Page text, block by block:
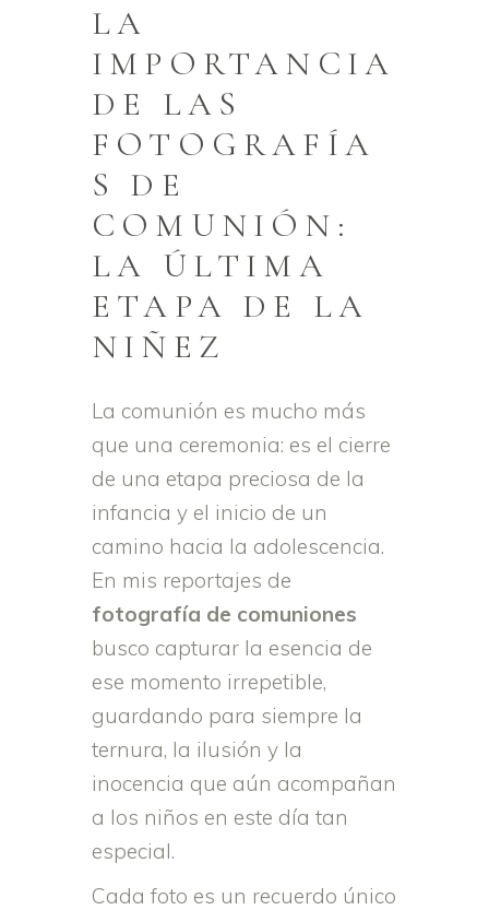
LA
IMPORTANCIA
DE LAS
FOTOGRAFÍA
S DE
COMUNIÓN:
LA ÚLTIMA
ETAPA DE LA
NIÑEZ
La comunión es mucho más
que una ceremonia: es el cierre
de una etapa preciosa de la
infancia y el inicio de un
camino hacia la adolescencia.
En mis reportajes de
fotografía de comuniones
busco capturar la esencia de
ese momento irrepetible,
guardando para siempre la
ternura, la ilusión y la
inocencia que aún acompañan
a los niños en este día tan
especial.
Cada foto es un recuerdo único